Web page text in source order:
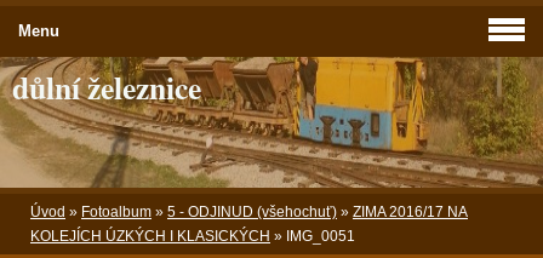
důlní železnice
Úvod » Fotoalbum » 5 - ODJINUD (všehochuť) » ZIMA 2016/17 NA
KOLEJÍCH ÚZKÝCH I KLASICKÝCH » IMG_0051
Menu